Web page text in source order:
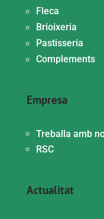
Fleca
Brioixeria
Pastisseria
Complements
Empresa
Treballa amb
RSC
Actualitat